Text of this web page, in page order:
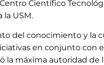
Científico
la USM.
del conocimiento y la
en conjunto con
la máxima autoridad de